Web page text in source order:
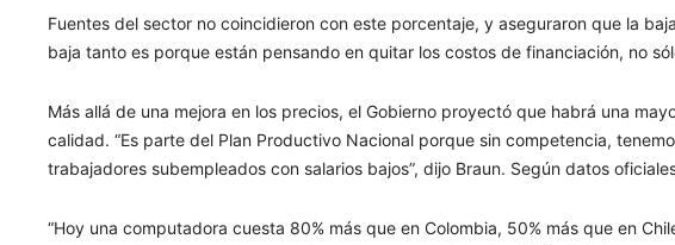
Fuentes del sector no coincidieron con este porcentaje, y aseguraron que la
baja tanto es porque están pensando en quitar los costos de financiación, no
Más allá de una mejora en los precios, el Gobierno proyectó que habrá una
calidad. “Es parte del Plan Productivo Nacional porque sin competencia,
trabajadores subempleados con salarios bajos”, dijo Braun. Según datos
“Hoy una computadora cuesta 80% más que en Colombia, 50% más que en